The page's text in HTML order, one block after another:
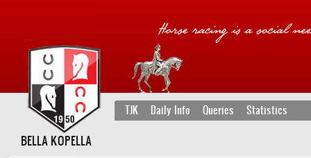
TJK Daily Info Queries Statistics
BELLA KOPELLA